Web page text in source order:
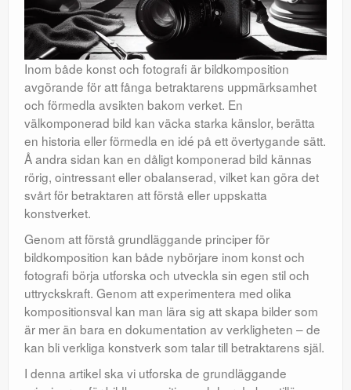
Inom både konst och fotografi är bildkomposition
avgörande för att fånga betraktarens uppmärksamhet
och förmedla avsikten bakom verket. En
välkomponerad bild kan väcka starka känslor, berätta
en historia eller förmedla en idé på ett övertygande sätt.
Å andra sidan kan en dåligt komponerad bild kännas
rörig, ointressant eller obalanserad, vilket kan göra det
svårt för betraktaren att förstå eller uppskatta
konstverket.
Genom att förstå grundläggande principer för
bildkomposition kan både nybörjare inom konst och
fotografi börja utforska och utveckla sin egen stil och
uttryckskraft. Genom att experimentera med olika
kompositionsval kan man lära sig att skapa bilder som
är mer än bara en dokumentation av verkligheten – de
kan bli verkliga konstverk som talar till betraktarens själ.
I denna artikel ska vi utforska de grundläggande